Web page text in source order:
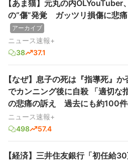
【あま猫】元丸の内
の“傷”発覚 ガッツリ損傷に悲痛
アーカイブ
ニュース速報+
38
37.1
【なぜ】息子の死は『指導死』
でカンニング後に自殺 「適切な
の悲痛の訴え 過去にも約100
ニュース速報+
498
57.4
【経済】三井住友銀行「初任給